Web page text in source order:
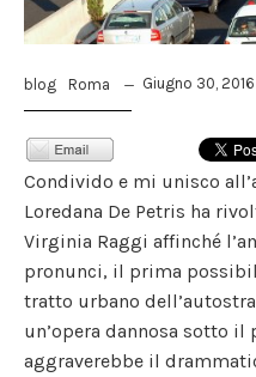
blog Roma Giugno 30, 2016
Condivido e mi unisco
Loredana De Petris ha
Virginia Raggi affinché
pronunci, il prima
tratto urbano
un’opera dannosa sotto
aggraverebbe il